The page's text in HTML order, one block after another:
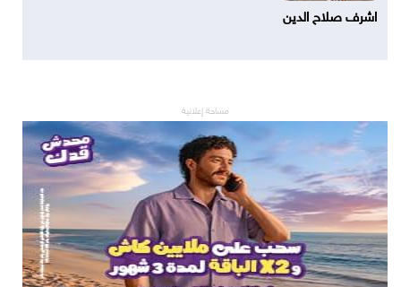
اشرف صلاح الدين
مساحة إعلانية